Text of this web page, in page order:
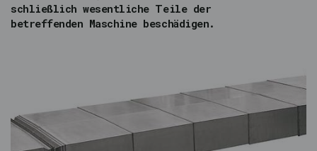
schließlich wesentliche Teile der
betreffenden Maschine beschädigen.